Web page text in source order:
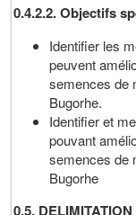
0.4.2.2. Objectifs
Identifier les
peuvent
semences de
Bugorhe.
Identifier et
pouvant
semences de
Bugorhe
0.5.